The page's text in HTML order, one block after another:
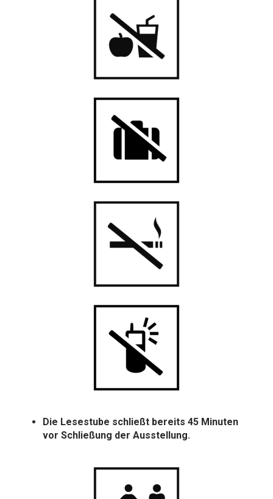
Die Lesestube schließt bereits 45 Minuten
vor Schließung der Ausstellung.